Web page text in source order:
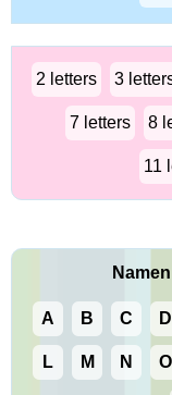
2 letters 3
7 letters 8
11
A B C D
L M N O